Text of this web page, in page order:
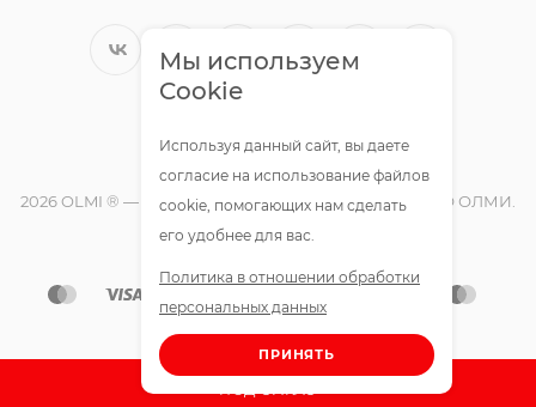
ПОД ЗАКАЗ
2026 OLMI ® — официальный интернет-магазин ООО ОЛМИ.
Все права защищены.
Мы используем
Cookie
Используя данный сайт, вы даете
согласие на использование файлов
cookie, помогающих нам сделать
его удобнее для вас.
Политика в отношении обработки
персональных данных
ПРИНЯТЬ